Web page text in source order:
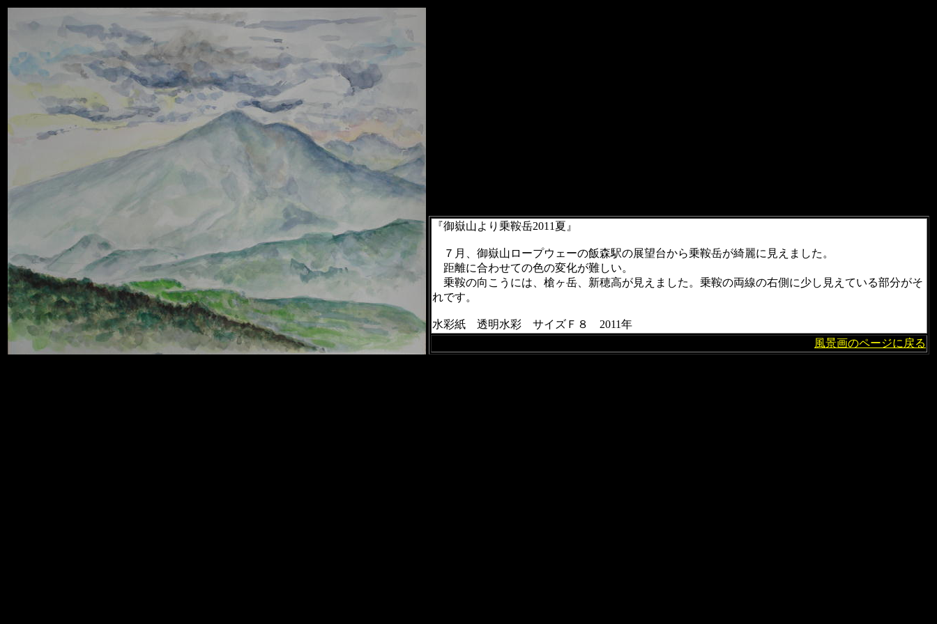
『御嶽山より乗鞍岳2011夏』
７月、御嶽山ロープウェーの飯森駅の展望台から乗鞍岳が綺麗に見えました。
距離に合わせての色の変化が難しい。
乗鞍の向こうには、槍ヶ岳、新穂高が見えました。乗鞍の両線の右側に少し見えている部分がそ
れです。
水彩紙 透明水彩 サイズＦ８ 2011年
風景画のページに戻る